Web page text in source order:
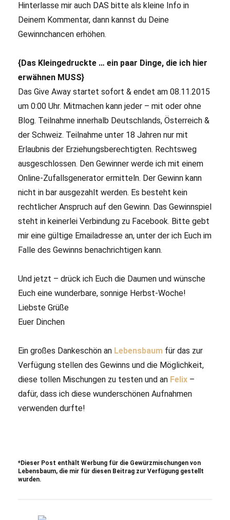
Hinterlasse mir auch DAS bitte als kleine Info in
Deinem Kommentar, dann kannst du Deine
Gewinnchancen erhöhen.
{Das Kleingedruckte … ein paar Dinge, die ich hier
erwähnen MUSS}
Das Give Away startet sofort & endet am 08.11.2015
um 0:00 Uhr. Mitmachen kann jeder – mit oder ohne
Blog. Teilnahme innerhalb Deutschlands, Österreich &
der Schweiz. Teilnahme unter 18 Jahren nur mit
Erlaubnis der Erziehungsberechtigten. Rechtsweg
ausgeschlossen. Den Gewinner werde ich mit einem
Online-Zufallsgenerator ermitteln. Der Gewinn kann
nicht in bar ausgezahlt werden. Es besteht kein
rechtlicher Anspruch auf den Gewinn. Das Gewinnspiel
steht in keinerlei Verbindung zu Facebook. Bitte gebt
mir eine gültige Emailadresse an, unter der ich Euch im
Falle des Gewinns benachrichtigen kann.
Und jetzt – drück ich Euch die Daumen und wünsche
Euch eine wunderbare, sonnige Herbst-Woche!
Liebste Grüße
Euer Dinchen
Ein großes Dankeschön an Lebensbaum für das zur
Verfügung stellen des Gewinns und die Möglichkeit,
diese tollen Mischungen zu testen und an Felix –
dafür, dass ich diese wunderschönen Aufnahmen
verwenden durfte!
*Dieser Post enthält Werbung für die Gewürzmischungen von
Lebensbaum, die mir für diesen Beitrag zur Verfügung gestellt
wurden.